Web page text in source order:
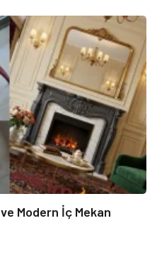
Modern İç Mekan